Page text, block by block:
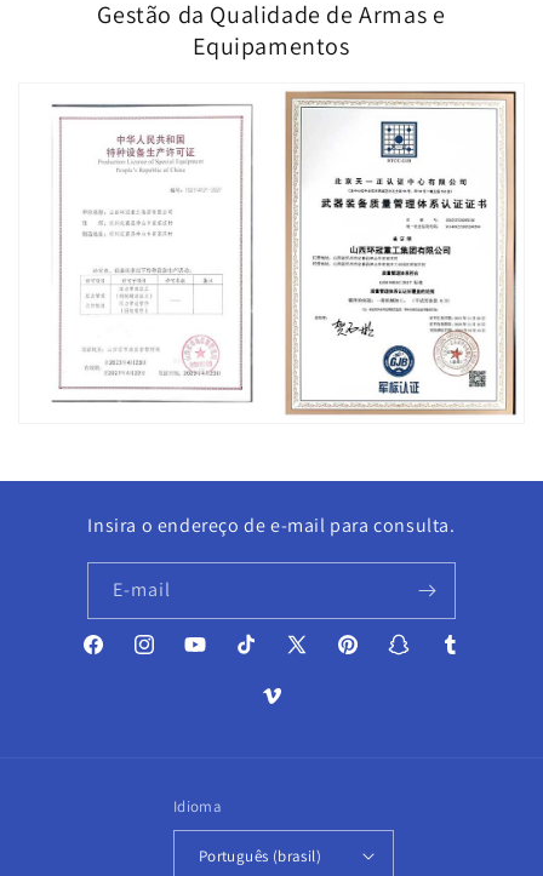
Gestão da Qualidade de Armas e
Equipamentos
Insira o endereço de e-mail para consulta.
E-mail
FacebookInstagramYouTubeTikTok
X
PinterestSnapchatTumblr
Vimeo
Idioma
Português (brasil)